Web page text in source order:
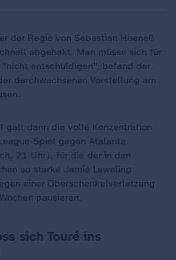
der Regie von Sebastian Hoeneß
abgehakt. Man müsse sich für
"nicht entschuldigen", befand der
durchwachsenen Vorstellung am
galt dann die volle Konzentration
Spiel gegen Atalanta
21 Uhr), für die der in den
so starke Jamie Leweling
einer Oberschenkelverletzung
pausieren.
sich Touré ins